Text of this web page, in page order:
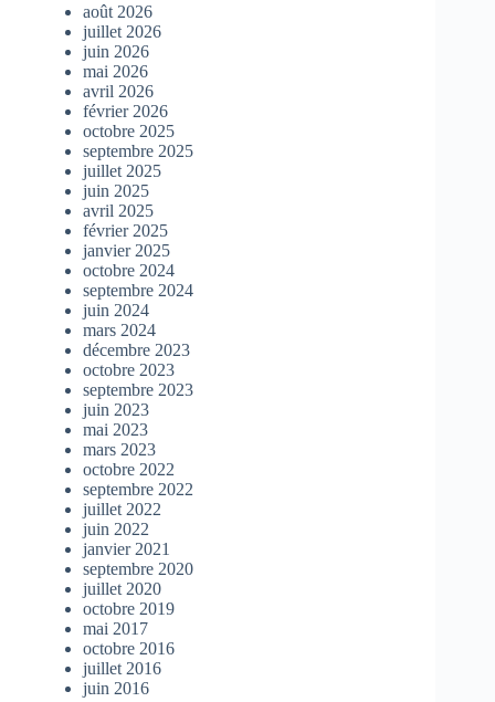
août 2026
juillet 2026
juin 2026
mai 2026
avril 2026
février 2026
octobre 2025
septembre 2025
juillet 2025
juin 2025
avril 2025
février 2025
janvier 2025
octobre 2024
septembre 2024
juin 2024
mars 2024
décembre 2023
octobre 2023
septembre 2023
juin 2023
mai 2023
mars 2023
octobre 2022
septembre 2022
juillet 2022
juin 2022
janvier 2021
septembre 2020
juillet 2020
octobre 2019
mai 2017
octobre 2016
juillet 2016
juin 2016